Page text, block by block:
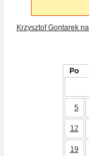
Krzysztof Gontarek
Po
5
12
19